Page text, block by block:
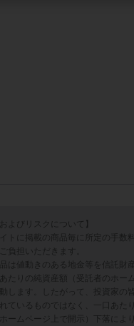
よびリスクについて】
イトに掲載の商品毎に所定の手数
ご負担いただきます。
品は値動きのある地金等を信託財
あたりの純資産額（受託者のホー
動します。したがって、投資家の
れているものではなく、一口あた
ームページ上で開示）下落によ